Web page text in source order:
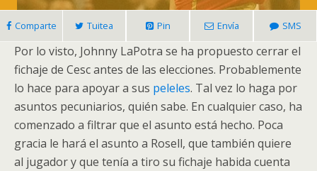
Comparte Tuitea Pin Envía SMS
Por lo visto, Johnny LaPotra se ha propuesto cerrar el
fichaje de Cesc antes de las elecciones. Probablemente
lo hace para apoyar a sus peleles. Tal vez lo haga por
asuntos pecuniarios, quién sabe. En cualquier caso, ha
comenzado a filtrar que el asunto está hecho. Poca
gracia le hará el asunto a Rosell, que también quiere
al jugador y que tenía a tiro su fichaje habida cuenta